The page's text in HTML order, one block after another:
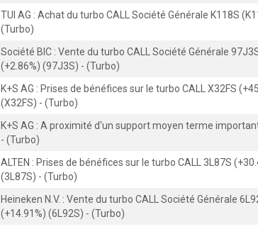
TUI AG : Achat du turbo CALL Société Générale K118S
(Turbo)
Société BIC : Vente du turbo CALL Société Générale
(+2.86%) (97J3S) - (Turbo)
K+S AG : Prises de bénéfices sur le turbo CALL X32FS
(X32FS) - (Turbo)
K+S AG : A proximité d'un support moyen terme
- (Turbo)
ALTEN : Prises de bénéfices sur le turbo CALL 3L87S
(3L87S) - (Turbo)
Heineken N.V. : Vente du turbo CALL Société Générale
(+14.91%) (6L92S) - (Turbo)